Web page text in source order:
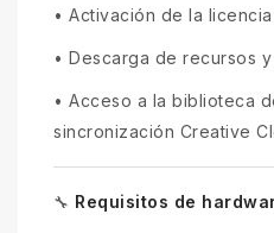
• Activación de la licencia
• Descarga de recursos
• Acceso a la biblioteca
sincronización Creative
🔧 Requisitos de